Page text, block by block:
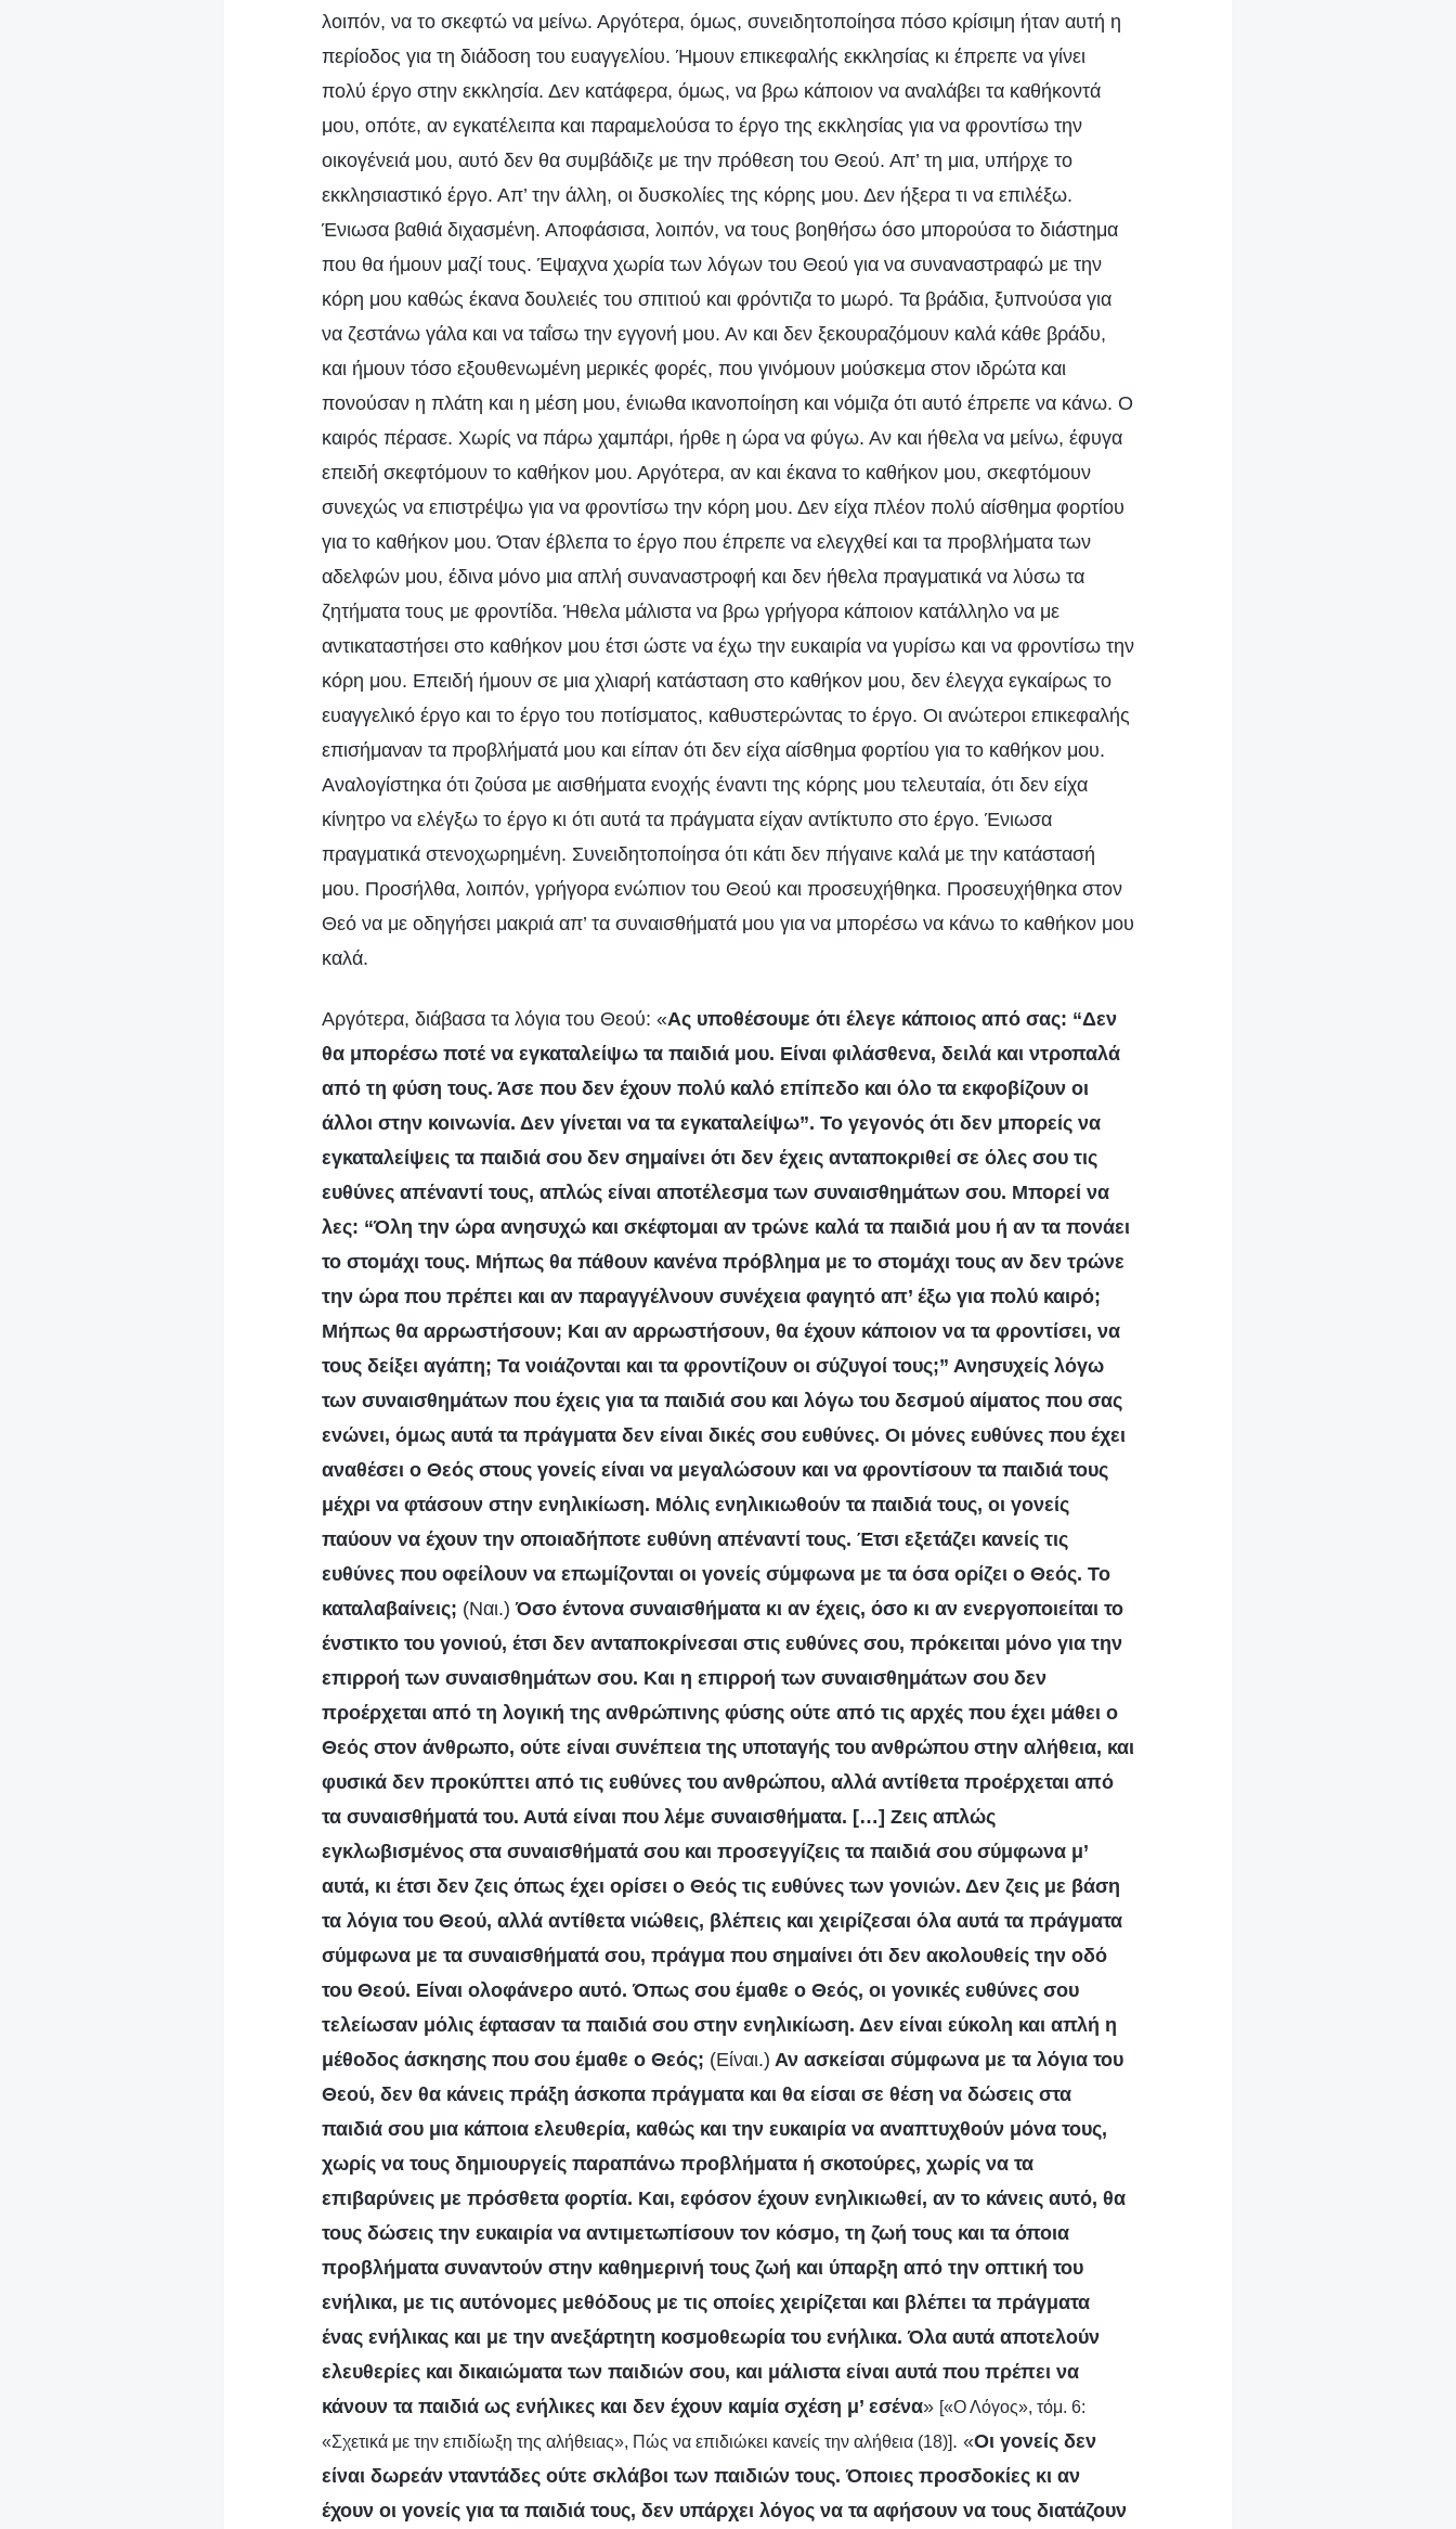
λοιπόν, να το σκεφτώ να μείνω. Αργότερα, όμως, συνειδητοποίησα πόσο κρίσιμη ήταν αυτή η
περίοδος για τη διάδοση του ευαγγελίου. Ήμουν επικεφαλής εκκλησίας κι έπρεπε να γίνει
πολύ έργο στην εκκλησία. Δεν κατάφερα, όμως, να βρω κάποιον να αναλάβει τα καθήκοντά
μου, οπότε, αν εγκατέλειπα και παραμελούσα το έργο της εκκλησίας για να φροντίσω την
οικογένειά μου, αυτό δεν θα συμβάδιζε με την πρόθεση του Θεού. Απ’ τη μια, υπήρχε το
εκκλησιαστικό έργο. Απ’ την άλλη, οι δυσκολίες της κόρης μου. Δεν ήξερα τι να επιλέξω.
Ένιωσα βαθιά διχασμένη. Αποφάσισα, λοιπόν, να τους βοηθήσω όσο μπορούσα το διάστημα
που θα ήμουν μαζί τους. Έψαχνα χωρία των λόγων του Θεού για να συναναστραφώ με την
κόρη μου καθώς έκανα δουλειές του σπιτιού και φρόντιζα το μωρό. Τα βράδια, ξυπνούσα για
να ζεστάνω γάλα και να ταΐσω την εγγονή μου. Αν και δεν ξεκουραζόμουν καλά κάθε βράδυ,
και ήμουν τόσο εξουθενωμένη μερικές φορές, που γινόμουν μούσκεμα στον ιδρώτα και
πονούσαν η πλάτη και η μέση μου, ένιωθα ικανοποίηση και νόμιζα ότι αυτό έπρεπε να κάνω. Ο
καιρός πέρασε. Χωρίς να πάρω χαμπάρι, ήρθε η ώρα να φύγω. Αν και ήθελα να μείνω, έφυγα
επειδή σκεφτόμουν το καθήκον μου. Αργότερα, αν και έκανα το καθήκον μου, σκεφτόμουν
συνεχώς να επιστρέψω για να φροντίσω την κόρη μου. Δεν είχα πλέον πολύ αίσθημα φορτίου
για το καθήκον μου. Όταν έβλεπα το έργο που έπρεπε να ελεγχθεί και τα προβλήματα των
αδελφών μου, έδινα μόνο μια απλή συναναστροφή και δεν ήθελα πραγματικά να λύσω τα
ζητήματα τους με φροντίδα. Ήθελα μάλιστα να βρω γρήγορα κάποιον κατάλληλο να με
αντικαταστήσει στο καθήκον μου έτσι ώστε να έχω την ευκαιρία να γυρίσω και να φροντίσω την
κόρη μου. Επειδή ήμουν σε μια χλιαρή κατάσταση στο καθήκον μου, δεν έλεγχα εγκαίρως το
ευαγγελικό έργο και το έργο του ποτίσματος, καθυστερώντας το έργο. Οι ανώτεροι επικεφαλής
επισήμαναν τα προβλήματά μου και είπαν ότι δεν είχα αίσθημα φορτίου για το καθήκον μου.
Αναλογίστηκα ότι ζούσα με αισθήματα ενοχής έναντι της κόρης μου τελευταία, ότι δεν είχα
κίνητρο να ελέγξω το έργο κι ότι αυτά τα πράγματα είχαν αντίκτυπο στο έργο. Ένιωσα
πραγματικά στενοχωρημένη. Συνειδητοποίησα ότι κάτι δεν πήγαινε καλά με την κατάστασή
μου. Προσήλθα, λοιπόν, γρήγορα ενώπιον του Θεού και προσευχήθηκα. Προσευχήθηκα στον
Θεό να με οδηγήσει μακριά απ’ τα συναισθήματά μου για να μπορέσω να κάνω το καθήκον μου
καλά.
Αργότερα, διάβασα τα λόγια του Θεού: «Ας υποθέσουμε ότι έλεγε κάποιος από σας: “Δεν
θα μπορέσω ποτέ να εγκαταλείψω τα παιδιά μου. Είναι φιλάσθενα, δειλά και ντροπαλά
από τη φύση τους. Άσε που δεν έχουν πολύ καλό επίπεδο και όλο τα εκφοβίζουν οι
άλλοι στην κοινωνία. Δεν γίνεται να τα εγκαταλείψω”. Το γεγονός ότι δεν μπορείς να
εγκαταλείψεις τα παιδιά σου δεν σημαίνει ότι δεν έχεις ανταποκριθεί σε όλες σου τις
ευθύνες απέναντί τους, απλώς είναι αποτέλεσμα των συναισθημάτων σου. Μπορεί να
λες: “Όλη την ώρα ανησυχώ και σκέφτομαι αν τρώνε καλά τα παιδιά μου ή αν τα πονάει
το στομάχι τους. Μήπως θα πάθουν κανένα πρόβλημα με το στομάχι τους αν δεν τρώνε
την ώρα που πρέπει και αν παραγγέλνουν συνέχεια φαγητό απ’ έξω για πολύ καιρό;
Μήπως θα αρρωστήσουν; Και αν αρρωστήσουν, θα έχουν κάποιον να τα φροντίσει, να
τους δείξει αγάπη; Τα νοιάζονται και τα φροντίζουν οι σύζυγοί τους;” Ανησυχείς λόγω
των συναισθημάτων που έχεις για τα παιδιά σου και λόγω του δεσμού αίματος που σας
ενώνει, όμως αυτά τα πράγματα δεν είναι δικές σου ευθύνες. Οι μόνες ευθύνες που έχει
αναθέσει ο Θεός στους γονείς είναι να μεγαλώσουν και να φροντίσουν τα παιδιά τους
μέχρι να φτάσουν στην ενηλικίωση. Μόλις ενηλικιωθούν τα παιδιά τους, οι γονείς
παύουν να έχουν την οποιαδήποτε ευθύνη απέναντί τους. Έτσι εξετάζει κανείς τις
ευθύνες που οφείλουν να επωμίζονται οι γονείς σύμφωνα με τα όσα ορίζει ο Θεός. Το
καταλαβαίνεις; (Ναι.)Όσο έντονα συναισθήματα κι αν έχεις, όσο κι αν ενεργοποιείται το
ένστικτο του γονιού, έτσι δεν ανταποκρίνεσαι στις ευθύνες σου, πρόκειται μόνο για την
επιρροή των συναισθημάτων σου. Και η επιρροή των συναισθημάτων σου δεν
προέρχεται από τη λογική της ανθρώπινης φύσης ούτε από τις αρχές που έχει μάθει ο
Θεός στον άνθρωπο, ούτε είναι συνέπεια της υποταγής του ανθρώπου στην αλήθεια, και
φυσικά δεν προκύπτει από τις ευθύνες του ανθρώπου, αλλά αντίθετα προέρχεται από
τα συναισθήματά του. Αυτά είναι που λέμε συναισθήματα. […] Ζεις απλώς
εγκλωβισμένος στα συναισθήματά σου και προσεγγίζεις τα παιδιά σου σύμφωνα μ’
αυτά, κι έτσι δεν ζεις όπως έχει ορίσει ο Θεός τις ευθύνες των γονιών. Δεν ζεις με βάση
τα λόγια του Θεού, αλλά αντίθετα νιώθεις, βλέπεις και χειρίζεσαι όλα αυτά τα πράγματα
σύμφωνα με τα συναισθήματά σου, πράγμα που σημαίνει ότι δεν ακολουθείς την οδό
του Θεού. Είναι ολοφάνερο αυτό. Όπως σου έμαθε ο Θεός, οι γονικές ευθύνες σου
τελείωσαν μόλις έφτασαν τα παιδιά σου στην ενηλικίωση. Δεν είναι εύκολη και απλή η
μέθοδος άσκησης που σου έμαθε ο Θεός; (Είναι.) Αν ασκείσαι σύμφωνα με τα λόγια του
Θεού, δεν θα κάνεις πράξη άσκοπα πράγματα και θα είσαι σε θέση να δώσεις στα
παιδιά σου μια κάποια ελευθερία, καθώς και την ευκαιρία να αναπτυχθούν μόνα τους,
χωρίς να τους δημιουργείς παραπάνω προβλήματα ή σκοτούρες, χωρίς να τα
επιβαρύνεις με πρόσθετα φορτία. Και, εφόσον έχουν ενηλικιωθεί, αν το κάνεις αυτό, θα
τους δώσεις την ευκαιρία να αντιμετωπίσουν τον κόσμο, τη ζωή τους και τα όποια
προβλήματα συναντούν στην καθημερινή τους ζωή και ύπαρξη από την οπτική του
ενήλικα, με τις αυτόνομες μεθόδους με τις οποίες χειρίζεται και βλέπει τα πράγματα
ένας ενήλικας και με την ανεξάρτητη κοσμοθεωρία του ενήλικα. Όλα αυτά αποτελούν
ελευθερίες και δικαιώματα των παιδιών σου, και μάλιστα είναι αυτά που πρέπει να
κάνουν τα παιδιά ως ενήλικες και δεν έχουν καμία σχέση μ’ εσένα» [«Ο Λόγος», τόμ. 6:
«Σχετικά με την επιδίωξη της αλήθειας», Πώς να επιδιώκει κανείς την αλήθεια (18)]. «Οι γονείς δεν
είναι δωρεάν νταντάδες ούτε σκλάβοι των παιδιών τους. Όποιες προσδοκίες κι αν
έχουν οι γονείς για τα παιδιά τους, δεν υπάρχει λόγος να τα αφήσουν να τους διατάζουν